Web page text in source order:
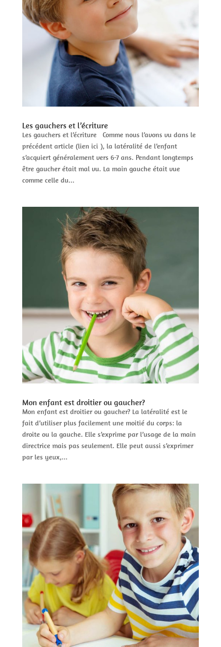
Les gauchers et l’écriture
Les gauchers et l’écriture Comme nous l’avons vu dans le
précédent article (lien ici ), la latéralité de l’enfant
s’acquiert généralement vers 6-7 ans. Pendant longtemps
être gaucher était mal vu. La main gauche était vue
comme celle du...
Mon enfant est droitier ou gaucher?
Mon enfant est droitier ou gaucher? La latéralité est le
fait d’utiliser plus facilement une moitié du corps: la
droite ou la gauche. Elle s’exprime par l’usage de la main
directrice mais pas seulement. Elle peut aussi s’exprimer
par les yeux,...